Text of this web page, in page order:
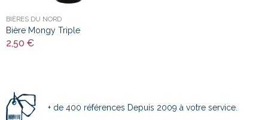
BIÈRES DU NORD
Bière Mongy Triple
2,50 €
+ de 400 références Depuis 2009 à votre service.